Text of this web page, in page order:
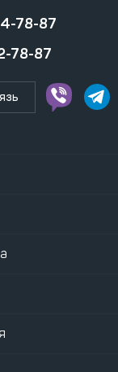
78-87
78-87